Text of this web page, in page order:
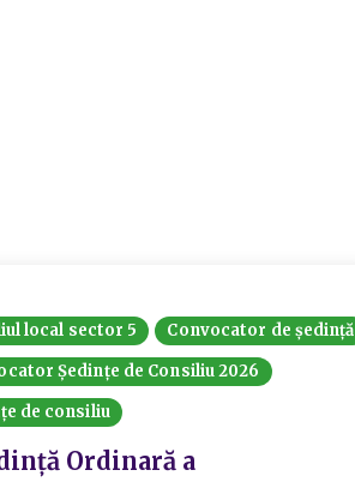
local sector 5
Convocator de ședință
Ședințe de Consiliu 2026
de consiliu
Ordinară a